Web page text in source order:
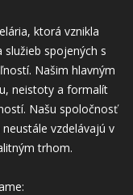
ktorá vznikla
spojených s
Našim hlavným
neistoty a formalít
Našu spoločnosť
vzdelávajú v
trhom.